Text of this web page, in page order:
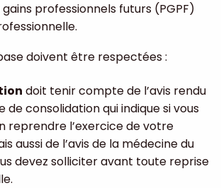
professionnels futurs (PGPF)
doivent être respectées :
doit tenir compte de l’avis rendu
de consolidation qui indique si vous
reprendre l’exercice de votre
aussi de l’avis de la médecine du
devez solliciter avant toute reprise